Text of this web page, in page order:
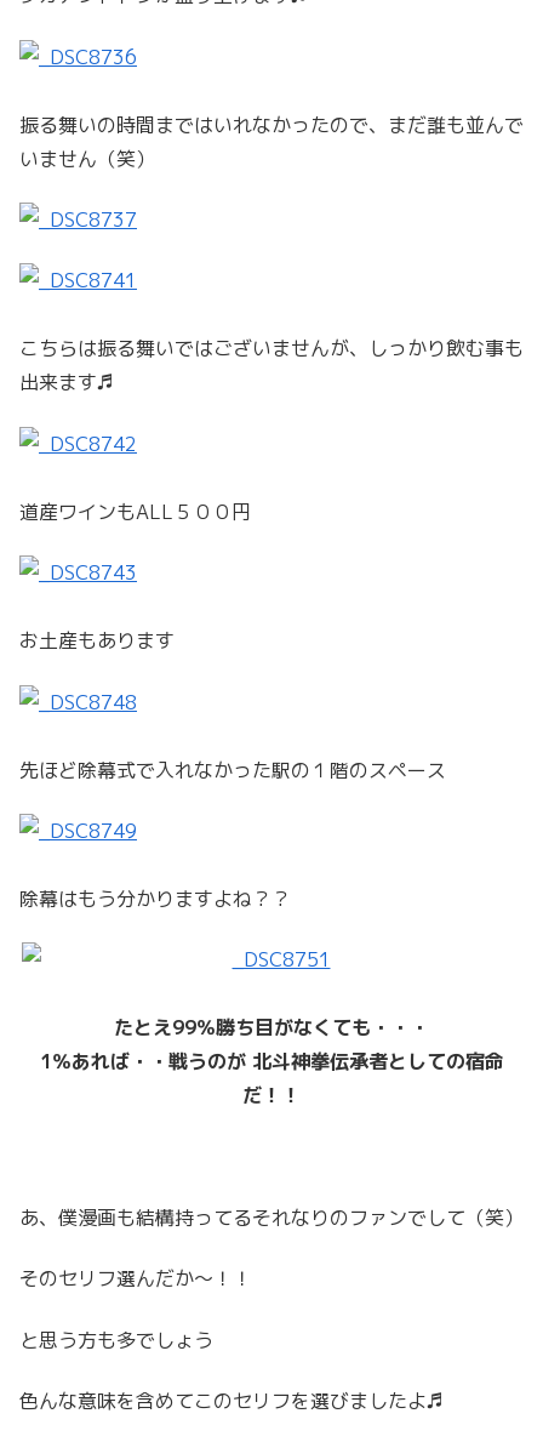
振る舞いの時間まではいれなかったので、まだ誰も並んで
いません（笑）
こちらは振る舞いではございませんが、しっかり飲む事も
出来ます♬
道産ワインもALL５００円
お土産もあります
先ほど除幕式で入れなかった駅の１階のスペース
除幕はもう分かりますよね？？
たとえ99％勝ち目がなくても・・・
1％あれば・・戦うのが 北斗神拳伝承者としての宿命
だ！！
あ、僕漫画も結構持ってるそれなりのファンでして（笑）
そのセリフ選んだか〜！！
と思う方も多でしょう
色んな意味を含めてこのセリフを選びましたよ♬